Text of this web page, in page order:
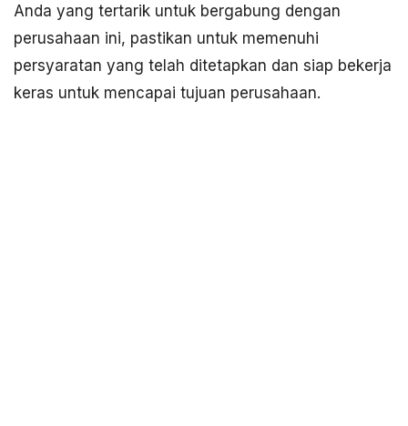
Anda yang tertarik untuk bergabung dengan
perusahaan ini, pastikan untuk memenuhi
persyaratan yang telah ditetapkan dan siap bekerja
keras untuk mencapai tujuan perusahaan.